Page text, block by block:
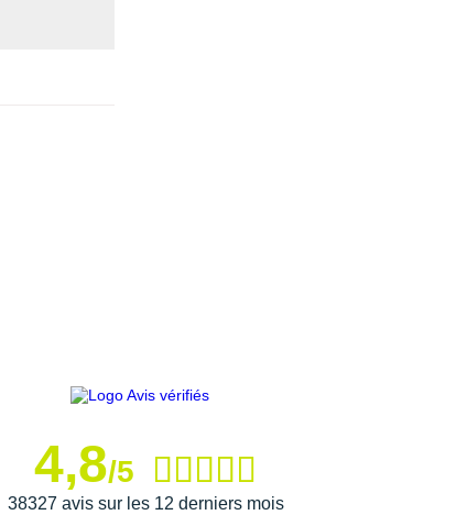
4,8/5
38327 avis sur les 12 derniers mois